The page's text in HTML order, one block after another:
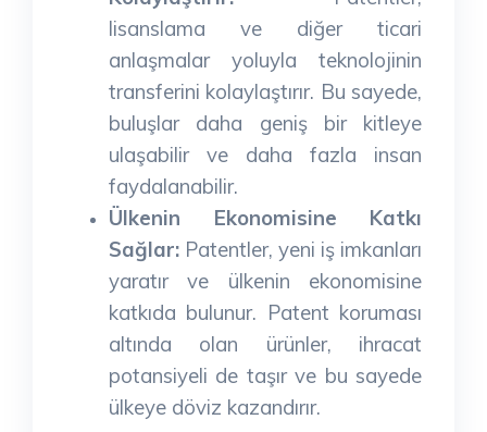
lisanslama ve diğer ticari
anlaşmalar yoluyla teknolojinin
transferini kolaylaştırır. Bu sayede,
buluşlar daha geniş bir kitleye
ulaşabilir ve daha fazla insan
faydalanabilir.
Ülkenin Ekonomisine Katkı
Sağlar: Patentler, yeni iş imkanları
yaratır ve ülkenin ekonomisine
katkıda bulunur. Patent koruması
altında olan ürünler, ihracat
potansiyeli de taşır ve bu sayede
ülkeye döviz kazandırır.